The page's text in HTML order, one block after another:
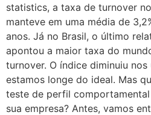
statistics, a taxa de turnover
manteve em uma média de
anos. Já no Brasil, o último
apontou a maior taxa do
turnover. O índice diminuiu
estamos longe do ideal. Mas
teste de perfil
sua empresa? Antes, vamos